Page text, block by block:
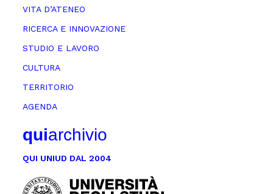
VITA D’ATENEO
RICERCA E INNOVAZIONE
STUDIO E LAVORO
CULTURA
TERRITORIO
AGENDA
quiarchivio
QUI UNIUD DAL 2004